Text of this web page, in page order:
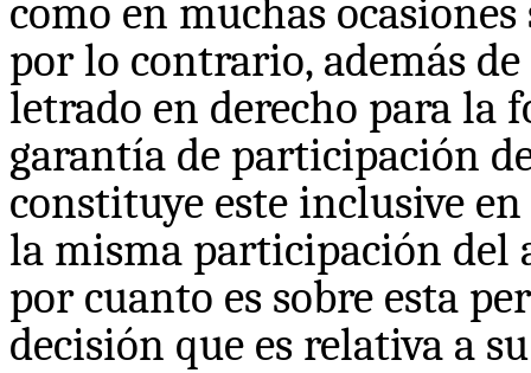
como en muchas
por lo contrario, además
letrado en derecho para la
garantía de participación
constituye este inclusive
la misma participación del
por cuanto es sobre esta
decisión que es relativa a